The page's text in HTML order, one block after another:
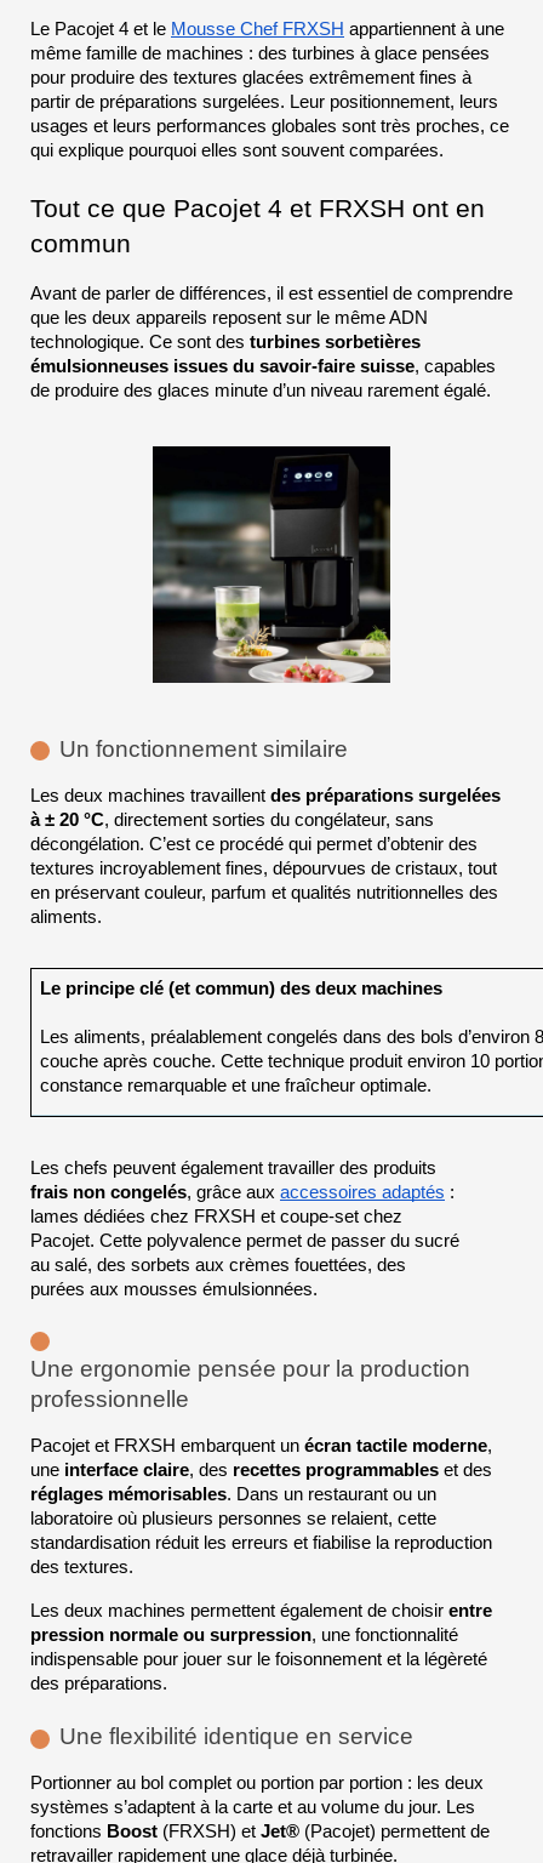
Le Pacojet 4 et le Mousse Chef FRXSH appartiennent à une
même famille de machines : des turbines à glace pensées
pour produire des textures glacées extrêmement fines à
partir de préparations surgelées. Leur positionnement, leurs
usages et leurs performances globales sont très proches, ce
qui explique pourquoi elles sont souvent comparées.
Tout ce que Pacojet 4 et FRXSH ont en
commun
Avant de parler de différences, il est essentiel de comprendre
que les deux appareils reposent sur le même ADN
technologique. Ce sont des turbines sorbetières
émulsionneuses issues du savoir-faire suisse, capables
de produire des glaces minute d’un niveau rarement égalé.
Un fonctionnement similaire
Les deux machines travaillent des préparations surgelées
à ± 20 °C, directement sorties du congélateur, sans
décongélation. C’est ce procédé qui permet d’obtenir des
textures incroyablement fines, dépourvues de cristaux, tout
en préservant couleur, parfum et qualités nutritionnelles des
aliments.
Le principe clé (et commun) des deux machines
Les aliments, préalablement congelés dans des bols d’environ
couche après couche. Cette technique produit environ 10
constance remarquable et une fraîcheur optimale.
frais non congelés, grâce aux accessoires adaptés :
lames dédiées chez FRXSH et coupe-set chez
Pacojet. Cette polyvalence permet de passer du sucré
au salé, des sorbets aux crèmes fouettées, des
purées aux mousses émulsionnées.
Une ergonomie pensée pour la production
professionnelle
Pacojet et FRXSH embarquent un écran tactile moderne,
une interface claire, des recettes programmables
réglages mémorisables. Dans un restaurant ou un
laboratoire où plusieurs personnes se relaient, cette
standardisation réduit les erreurs et fiabilise la reproduction
des textures.
Les deux machines permettent également de choisir entre
pression normale ou surpression, une fonctionnalité
indispensable pour jouer sur le foisonnement et la légèreté
des préparations.
Une flexibilité identique en service
Portionner au bol complet ou portion par portion : les deux
systèmes s’adaptent à la carte et au volume du jour. Les
fonctions Boost (FRXSH) et Jet® (Pacojet) permettent de
retravailler rapidement une glace déjà turbinée.